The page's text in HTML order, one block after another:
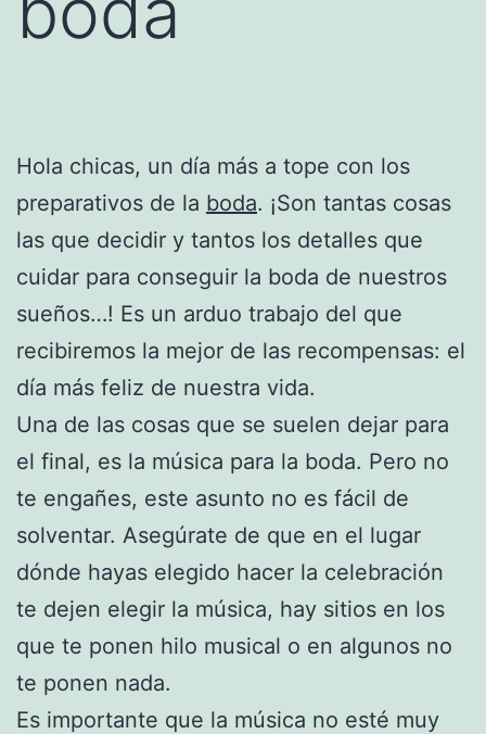
Hola chicas, un día más a tope con los
preparativos de la boda. ¡Son tantas cosas
las que decidir y tantos los detalles que
cuidar para conseguir la boda de nuestros
sueños…! Es un arduo trabajo del que
recibiremos la mejor de las recompensas: el
día más feliz de nuestra vida.
Una de las cosas que se suelen dejar para
el final, es la música para la boda. Pero no
te engañes, este asunto no es fácil de
solventar. Asegúrate de que en el lugar
dónde hayas elegido hacer la celebración
te dejen elegir la música, hay sitios en los
que te ponen hilo musical o en algunos no
te ponen nada.
Es importante que la música no esté muy